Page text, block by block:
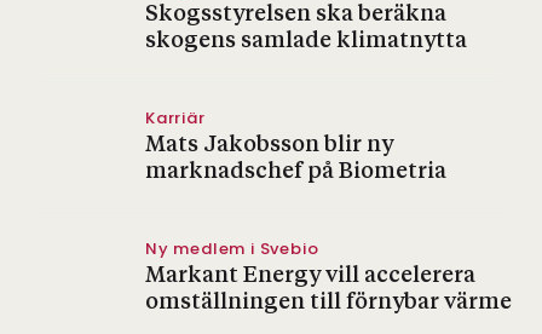
Skogsstyrelsen ska beräkna
skogens samlade klimatnytta
Karriär
Mats Jakobsson blir ny
marknadschef på Biometria
Ny medlem i Svebio
Markant Energy vill accelerera
omställningen till förnybar värme